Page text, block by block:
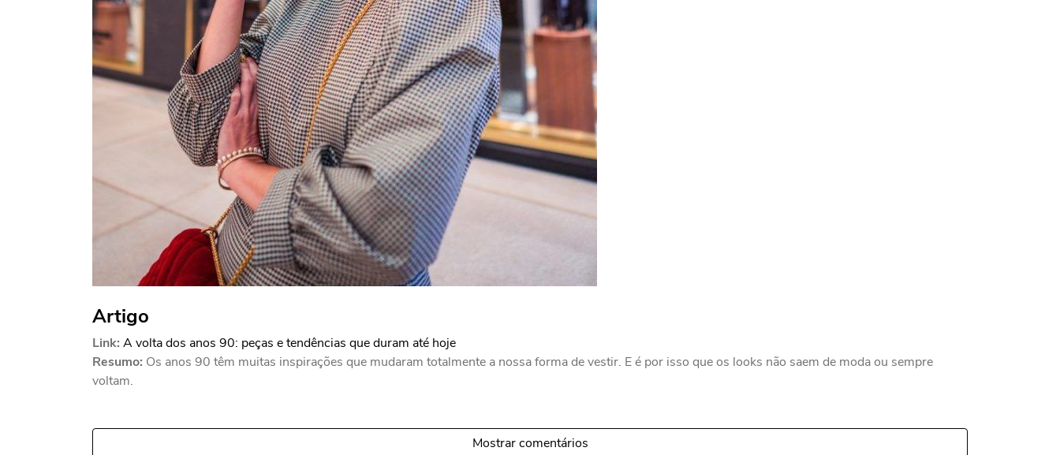
Artigo
Link: A volta dos anos 90: peças e tendências que duram até hoje
Resumo: Os anos 90 têm muitas inspirações que mudaram totalmente a nossa forma de vestir. E é por isso que os looks não saem de moda ou sempre
voltam.
Mostrar comentários